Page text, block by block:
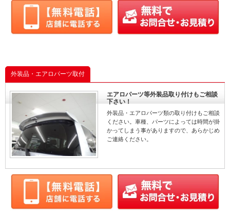
外装品・エアロパーツ取付
エアロパーツ等外装品取り付けもご相談
下さい！
外装品・エアロパーツ類の取り付けもご相談
ください。車種、パーツによっては時間が掛
かってしまう事がありますので、あらかじめ
ご連絡ください。